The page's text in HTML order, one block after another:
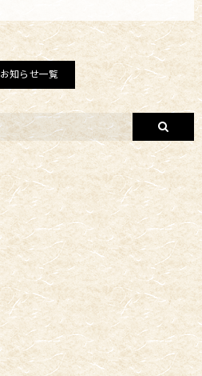
お知らせ一覧